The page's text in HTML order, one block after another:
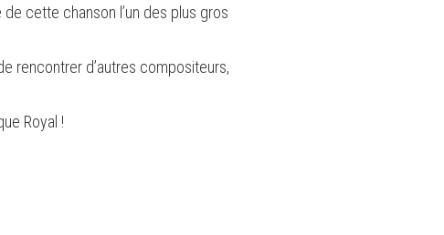
cette chanson l’un des plus gros
rencontrer d’autres compositeurs,
Royal !